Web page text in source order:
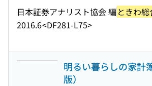
日本証券アナリスト協会 編 ときわ
2016.6<DF281-L75>
明るい暮らしの家計
版）